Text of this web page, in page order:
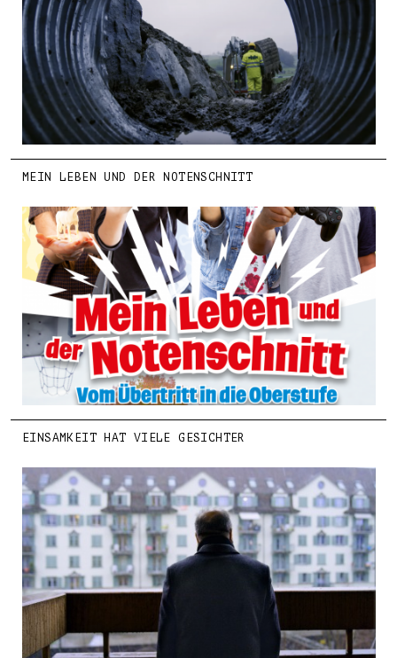
MEIN LEBEN UND DER NOTENSCHNITT
EINSAMKEIT HAT VIELE GESICHTER